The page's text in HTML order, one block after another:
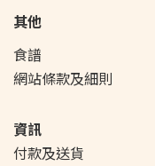
其他
食譜
網站條款及細則
資訊
付款及送貨